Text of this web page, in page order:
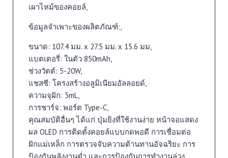
เผาไหม้ของคอยล์,
ข้อมูลจำเพาะของผลิตภัณฑ์:,
ขนาด: 107.4 มม. x 27.5 มม. x 15.6 มม,
แบตเตอรี่: ในตัว 850mAh,
ช่วงวัตต์: 5-20W,
แชสซี: โครงสร้างอลูมิเนียมอัลลอยด์,
ความจุฝัก: 3mL,
การชาร์จ: พอร์ต Type-C,
คุณสมบัติอื่นๆ ได้แก่ ปุ่มยิงที่ใช้งานง่าย หน้าจอแสดง
ผล OLED การติดตั้งคอยล์แบบกดพอดี การเชื่อมต่อ
ฝักแม่เหล็ก การตรวจจับความต้านทานอัจฉริยะ การ